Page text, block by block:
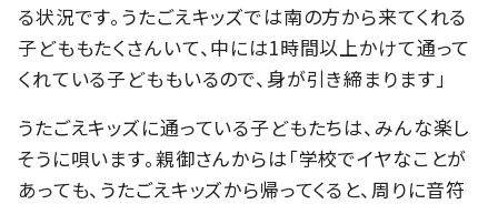
る状況です。うたごえキッズでは南の方から来てくれる
子どももたくさんいて、中には1時間以上かけて通って
くれている子どももいるので、身が引き締まります」
うたごえキッズに通っている子どもたちは、みんな楽し
そうに唄います。親御さんからは「学校でイヤなことが
あっても、うたごえキッズから帰ってくると、周りに音符